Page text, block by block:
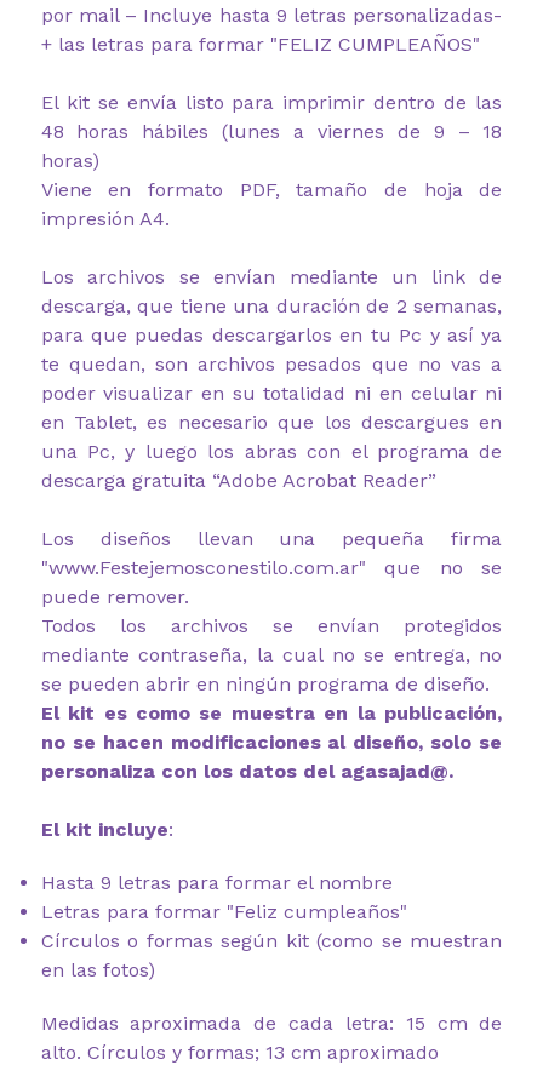
por mail – Incluye hasta 9 letras personalizadas-
+ las letras para formar "FELIZ CUMPLEAÑOS"
El kit se envía listo para imprimir dentro de las
48 horas hábiles (lunes a viernes de 9 – 18
horas)
Viene en formato PDF, tamaño de hoja de
impresión A4.
Los archivos se envían mediante un link de
descarga, que tiene una duración de 2 semanas,
para que puedas descargarlos en tu Pc y así ya
te quedan, son archivos pesados que no vas a
poder visualizar en su totalidad ni en celular ni
en Tablet, es necesario que los descargues en
una Pc, y luego los abras con el programa de
descarga gratuita “Adobe Acrobat Reader”
Los diseños llevan una pequeña firma
"www.Festejemosconestilo.com.ar" que no se
puede remover.
Todos los archivos se envían protegidos
mediante contraseña, la cual no se entrega, no
se pueden abrir en ningún programa de diseño.
El kit es como se muestra en la publicación,
no se hacen modificaciones al diseño, solo se
personaliza con los datos del agasajad@.
El kit incluye:
Hasta 9 letras para formar el nombre
Letras para formar "Feliz cumpleaños"
Círculos o formas según kit (como se muestran
en las fotos)
Medidas aproximada de cada letra: 15 cm de
alto. Círculos y formas; 13 cm aproximado